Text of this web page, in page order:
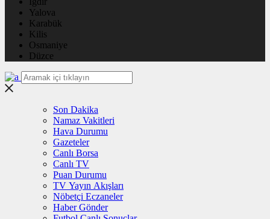
Yalova
Karabük
Kilis
Osmaniye
Düzce
Son Dakika
Namaz Vakitleri
Hava Durumu
Gazeteler
Canlı Borsa
Canlı TV
Puan Durumu
TV Yayın Akışları
Nöbetçi Eczaneler
Haber Gönder